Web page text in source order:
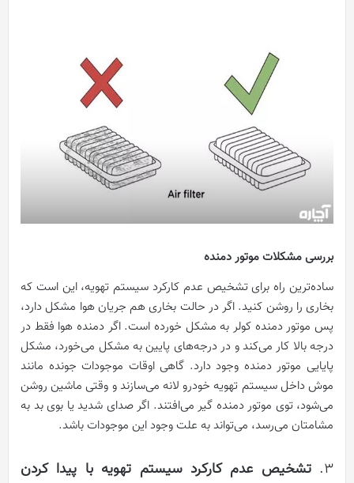
بررسی مشکلات موتور دمنده
ساده‌ترین راه برای تشخیص عدم کارکرد سیستم تهویه، این است که
بخاری را روشن کنید. اگر در حالت بخاری هم جریان هوا مشکل دارد،
پس موتور دمنده کولر به مشکل خورده است. اگر دمنده هوا فقط در
درجه بالا کار می‌کند و در درجه‌های پایین به مشکل می‌خورد، مشکل
پایایی موتور دمنده وجود دارد. گاهی اوقات موجودات جونده مانند
موش داخل سیستم تهویه خودرو لانه می‌سازند و وقتی ماشین روشن
می‌شود، توی موتور دمنده گیر می‌افتند. اگر صدای شدید یا بوی بد به
مشامتان می‌رسد، می‌تواند به علت وجود این موجودات باشد.
۳.
تشخیص عدم کارکرد سیستم تهویه با پیدا کردن